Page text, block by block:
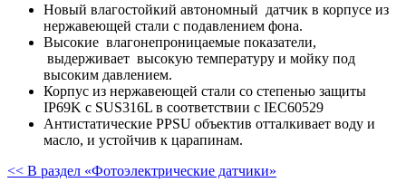
Новый влагостойкий автономный датчик в корпусе из
нержавеющей стали с подавлением фона.
Высокие влагонепроницаемые показатели,
выдерживает высокую температуру и мойку под
высоким давлением.
Корпус из нержавеющей стали со степенью защиты
IP69K с SUS316L в соответствии с IEC60529
Антистатические PPSU объектив отталкивает воду и
масло, и устойчив к царапинам.
<< В раздел «Фотоэлектрические датчики»